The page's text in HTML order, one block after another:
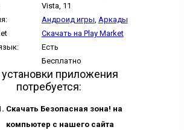
Vista, 11
Андроид игры, Аркады
Скачать на Play Market
Есть
Бесплатно
приложения
потребуется:
Скачать Безопасная зона! на
компьютер с нашего сайта